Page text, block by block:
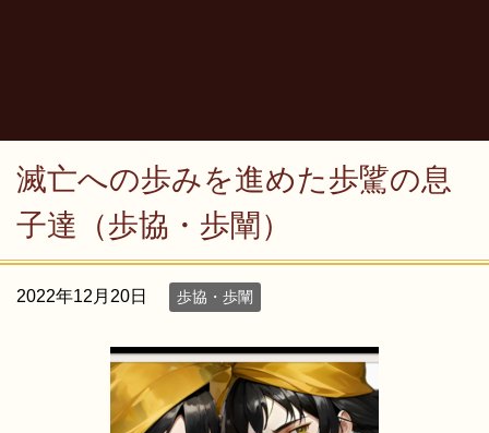
滅亡への歩みを進めた歩騭の息
子達（歩協・歩闡）
2022年12月20日 歩協・歩闡